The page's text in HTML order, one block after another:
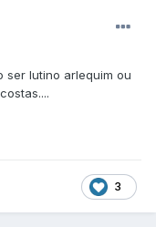
ser lutino arlequim ou
3